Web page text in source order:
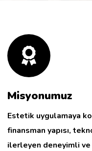
Misyonumuz
Estetik uygulamaya
finansman yapısı,
ilerleyen deneyimli